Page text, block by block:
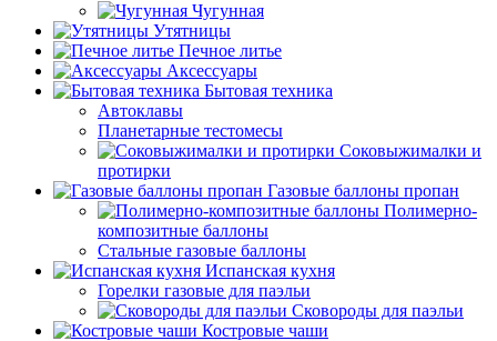
Чугунная
Утятницы
Печное литье
Аксессуары
Бытовая техника
Автоклавы
Планетарные тестомесы
Соковыжималки и
протирки
Газовые баллоны пропан
Полимерно-
композитные баллоны
Стальные газовые баллоны
Испанская кухня
Горелки газовые для паэльи
Сковороды для паэльи
Костровые чаши